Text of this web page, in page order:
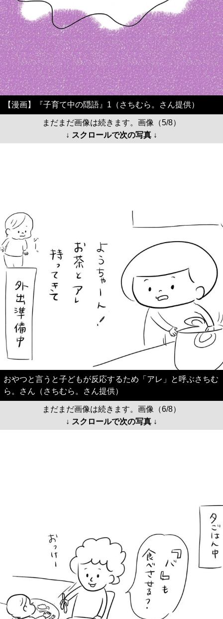
【漫画】『子育て中の隠語』1（さちむら。さん提供）
まだまだ画像は続きます。画像（5/8）
↓ スクロールで次の写真 ↓
おやつと言うと子どもが反応するため「アレ」と呼ぶさちむ
ら。さん（さちむら。さん提供）
まだまだ画像は続きます。画像（6/8）
↓ スクロールで次の写真 ↓